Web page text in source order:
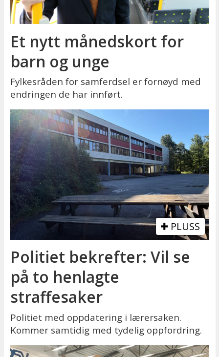
Et nytt månedskort for
barn og unge
Fylkesråden for samferdsel er fornøyd med
endringen de har innført.
PLUSS
Politiet bekrefter: Vil se
på to henlagte
straffesaker
Politiet med oppdatering i lærersaken.
Kommer samtidig med tydelig oppfordring.